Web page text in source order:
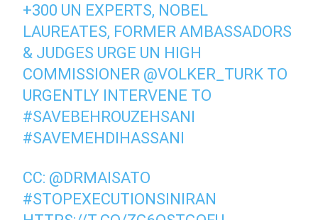
+300 UN EXPERTS, NOBEL
LAUREATES, FORMER AMBASSADORS
& JUDGES URGE UN HIGH
COMMISSIONER @VOLKER_TURK TO
URGENTLY INTERVENE TO
#SAVEBEHROUZEHSANI
#SAVEMEHDIHASSANI
CC: @DRMAISATO
#STOPEXECUTIONSINIRAN